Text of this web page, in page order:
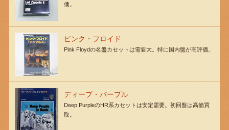
価。
ピンク・フロイド
Pink Floydの名盤カセットは需要大。特に国内盤が高評価。
ディープ・パープル
Deep PurpleのHR系カセットは安定需要。初回盤は高価買
取。